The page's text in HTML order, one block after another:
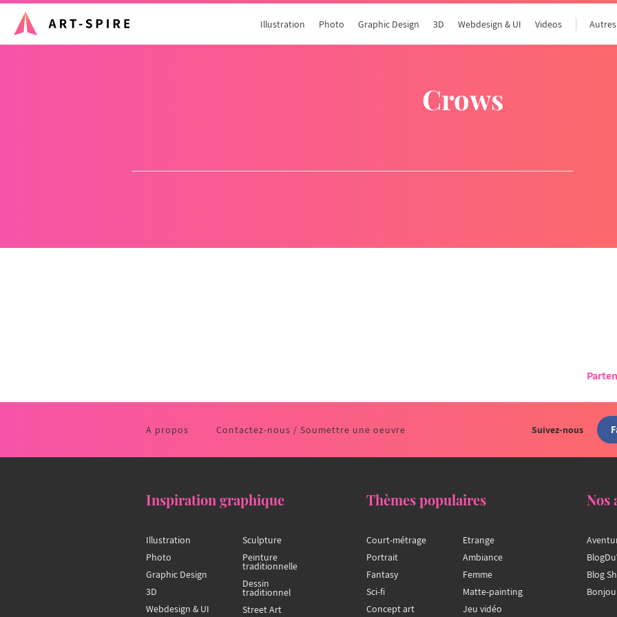
Illustration Photo Graphic Design 3D Webdesign & UI Videos Autres
crows
A propos Contactez-nous / Soumettre une oeuvre Suivez-nous
Inspiration graphique
Illustration
Photo
Graphic Design
3D
Webdesign & UI
Sculpture
Peinture
traditionnelle
Dessin
traditionnel
Street Art
Thèmes populaires
Court-métrage
Portrait
Fantasy
Sci-fi
Concept art
Etrange
Ambiance
Femme
Matte-painting
Jeu vidéo
Nos
Blog